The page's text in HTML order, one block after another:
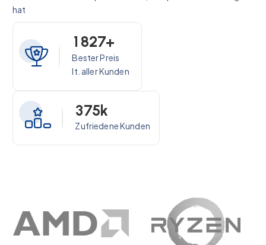
hat
1 827+
Bester Preis
lt. aller Kunden
375k
Zufriedene Kunden